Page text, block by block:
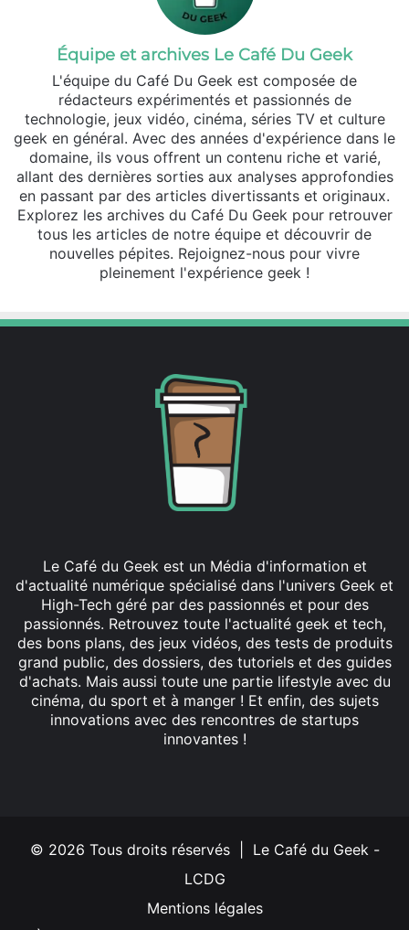
Équipe et archives Le Café Du Geek
L'équipe du Café Du Geek est composée de
rédacteurs expérimentés et passionnés de
technologie, jeux vidéo, cinéma, séries TV et culture
geek en général. Avec des années d'expérience dans le
domaine, ils vous offrent un contenu riche et varié,
allant des dernières sorties aux analyses approfondies
en passant par des articles divertissants et originaux.
Explorez les archives du Café Du Geek pour retrouver
tous les articles de notre équipe et découvrir de
nouvelles pépites. Rejoignez-nous pour vivre
pleinement l'expérience geek !
Le Café du Geek est un Média d'information et
d'actualité numérique spécialisé dans l'univers Geek et
High-Tech géré par des passionnés et pour des
passionnés. Retrouvez toute l'actualité geek et tech,
des bons plans, des jeux vidéos, des tests de produits
grand public, des dossiers, des tutoriels et des guides
d'achats. Mais aussi toute une partie lifestyle avec du
cinéma, du sport et à manger ! Et enfin, des sujets
innovations avec des rencontres de startups
innovantes !
© 2026 Tous droits réservés | Le Café du Geek -
LCDG
Mentions légales